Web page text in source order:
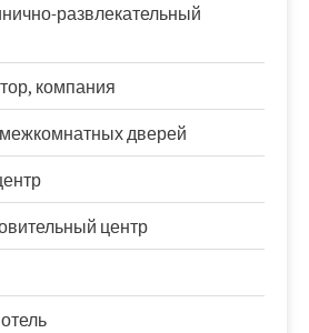
развлекательный
компания
дверей
центр